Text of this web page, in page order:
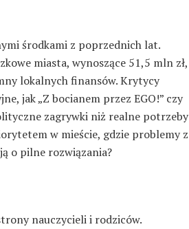
środkami z poprzednich lat.
miasta, wynoszące 51,5 mln zł,
lokalnych finansów. Krytycy
jak „Z bocianem przez EGO!” czy
zagrywki niż realne potrzeby
w mieście, gdzie problemy z
o pilne rozwiązania?
nauczycieli i rodziców.